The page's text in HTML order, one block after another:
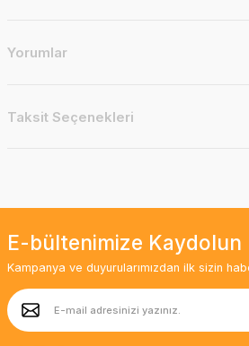
Yorumlar
Taksit Seçenekleri
E-bültenimize Kaydolun
Kampanya ve duyurularımızdan ilk sizin